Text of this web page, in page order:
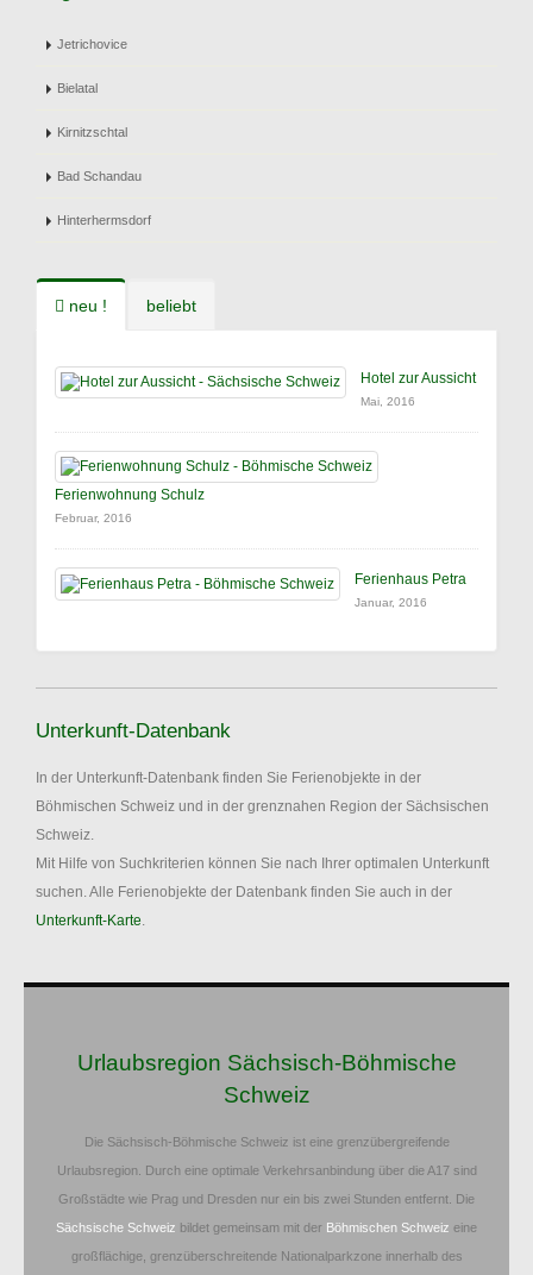
Jetrichovice
Bielatal
Kirnitzschtal
Bad Schandau
Hinterhermsdorf
neu ! beliebt
Hotel zur Aussicht
Mai, 2016
Ferienwohnung Schulz
Februar, 2016
Ferienhaus Petra
Januar, 2016
Unterkunft-Datenbank
In der Unterkunft-Datenbank finden Sie Ferienobjekte in der
Böhmischen Schweiz und in der grenznahen Region der Sächsischen
Schweiz.
Mit Hilfe von Suchkriterien können Sie nach Ihrer optimalen Unterkunft
suchen. Alle Ferienobjekte der Datenbank finden Sie auch in der
Unterkunft-Karte.
Urlaubsregion Sächsisch-Böhmische
Schweiz
Die Sächsisch-Böhmische Schweiz ist eine grenzübergreifende
Urlaubsregion. Durch eine optimale Verkehrsanbindung über die A17 sind
Großstädte wie Prag und Dresden nur ein bis zwei Stunden entfernt. Die
Sächsische Schweiz bildet gemeinsam mit der Böhmischen Schweiz eine
großflächige, grenzüberschreitende Nationalparkzone innerhalb des